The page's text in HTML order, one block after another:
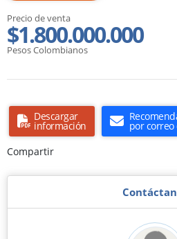
Precio de venta
$1.800.000.000
Pesos Colombianos
Descargar
información
por
Compartir